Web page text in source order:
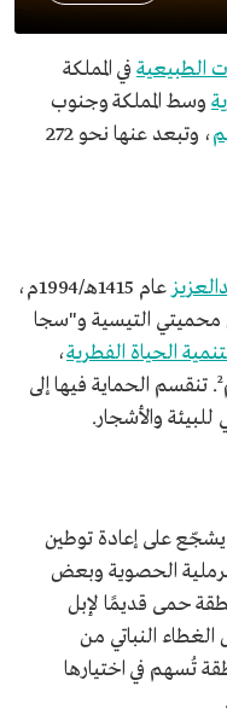
الطبيعية في المملكة
وسط المملكة وجنوب
، وتبعد عنها نحو 272
عام 1415هـ/1994م،
محميتي التيسية و"سجا
الحياة الفطرية،
وتمتد على مساحة تصل إلى 2,036.1 كم². تنقسم الحماية فيها إلى
للبيئة والأشجار.
يشجّع على إعادة توطين
الحصوية وبعض
حمى قديمًا لإبل
النباتي من
تُسهم في اختيارها